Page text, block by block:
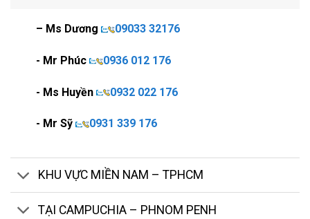
– Ms Dương 09033 32176
- Mr Phúc 0936 012 176
- Ms Huyền 0932 022 176
- Mr Sỹ 0931 339 176
KHU VỰC MIỀN NAM – TPHCM
TẠI CAMPUCHIA – PHNOM PENH